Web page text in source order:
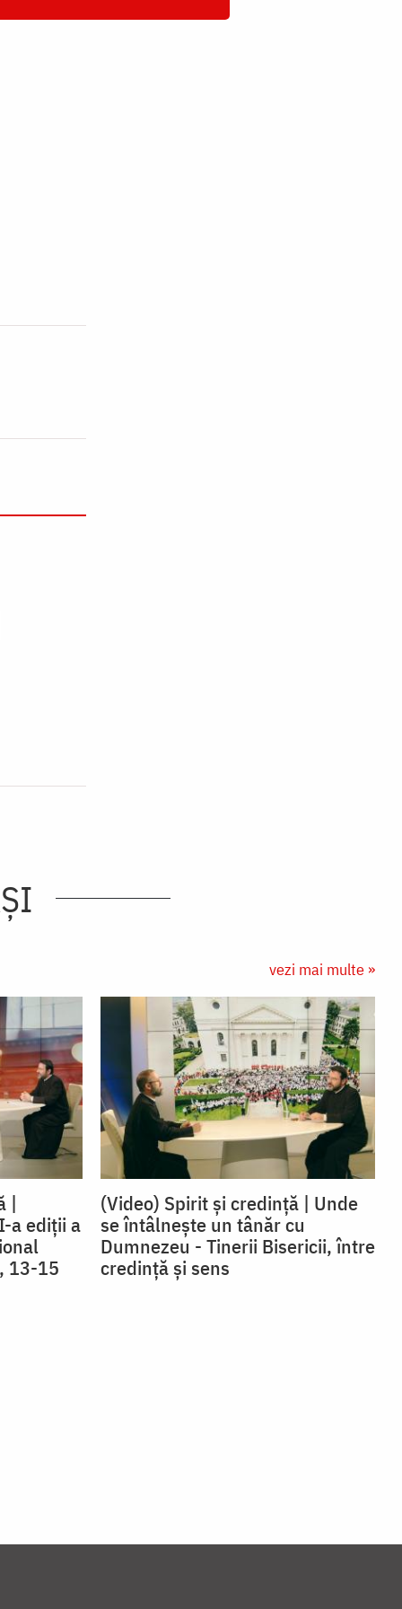
vezi mai multe »
|
a ediții a
13-15
(Video) Spirit și credință | Unde
se întâlnește un tânăr cu
Dumnezeu - Tinerii Bisericii, între
credinţă şi sens